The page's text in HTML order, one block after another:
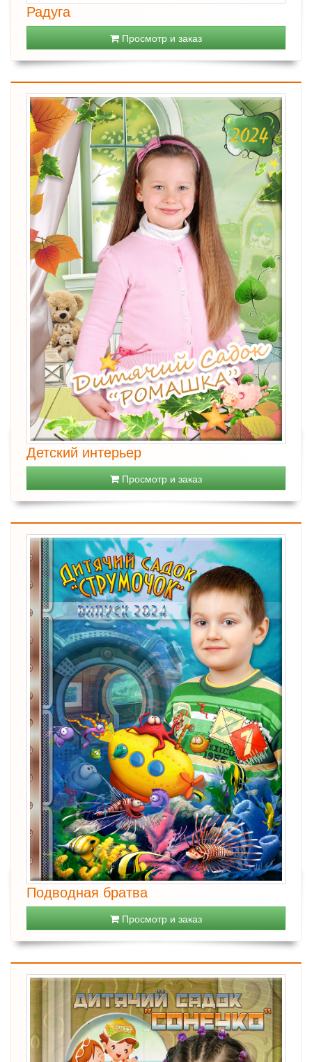
Радуга
Просмотр и заказ
Детский интерьер
Просмотр и заказ
Подводная братва
Просмотр и заказ